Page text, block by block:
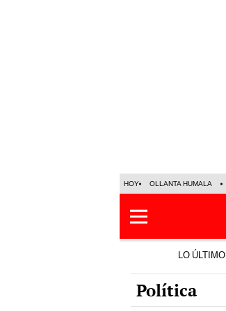
HOY OLLANTA HUMALA
LO ÚLTIMO
Política